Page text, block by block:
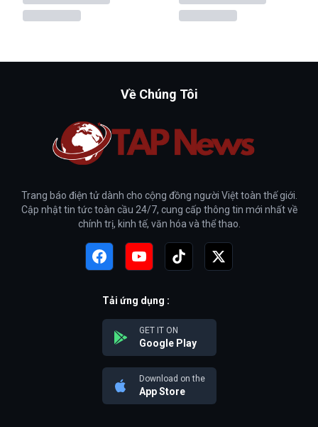
Về Chúng Tôi
Trang báo điện tử dành cho cộng đồng người Việt toàn thế giới.
Cập nhật tin tức toàn cầu 24/7, cung cấp thông tin mới nhất về
chính trị, kinh tế, văn hóa và thể thao.
Tải ứng dụng :
GET IT ON
Google Play
Download on the
App Store